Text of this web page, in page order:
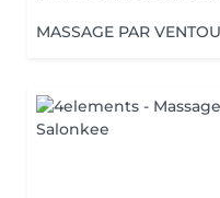
MASSAGE PAR